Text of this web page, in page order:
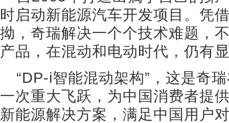
时启动新能源汽车开发项目。凭
拗，奇瑞解决一个个技术难题，
产品，在混动和电动时代，仍有
“DP-i智能混动架构”，这是奇
一次重大飞跃，为中国消费者提
新能源解决方案，满足中国用户